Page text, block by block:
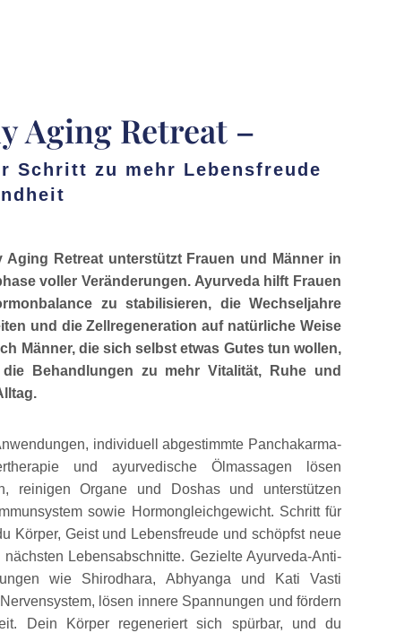
Aging Retreat –
Schritt zu mehr Lebensfreude
Aging Retreat unterstützt Frauen und Männer in
voller Veränderungen. Ayurveda hilft Frauen
zu stabilisieren, die Wechseljahre
und die Zellregeneration auf natürliche Weise
Männer, die sich selbst etwas Gutes tun wollen,
Behandlungen zu mehr Vitalität, Ruhe und
individuell abgestimmte Panchakarma-
und ayurvedische Ölmassagen lösen
reinigen Organe und Doshas und unterstützen
sowie Hormongleichgewicht. Schritt für
Körper, Geist und Lebensfreude und schöpfst neue
Lebensabschnitte. Gezielte Ayurveda-Anti-
wie Shirodhara, Abhyanga und Kati Vasti
lösen innere Spannungen und fördern
Dein Körper regeneriert sich spürbar, und du